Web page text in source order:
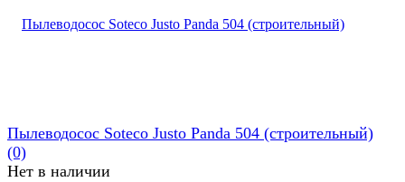
Пылеводосос Soteco Justo Panda 504 (строительный)
(0)
Нет в наличии